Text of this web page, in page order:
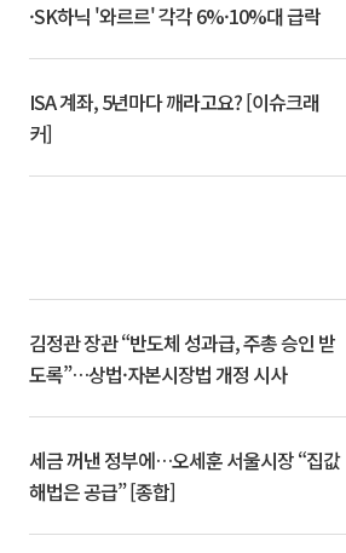
·SK하닉 '와르르' 각각 6%·10%대 급락
ISA 계좌, 5년마다 깨라고요? [이슈크래
커]
김정관 장관 “반도체 성과급, 주총 승인 받
도록”…상법·자본시장법 개정 시사
세금 꺼낸 정부에…오세훈 서울시장 “집값
해법은 공급” [종합]